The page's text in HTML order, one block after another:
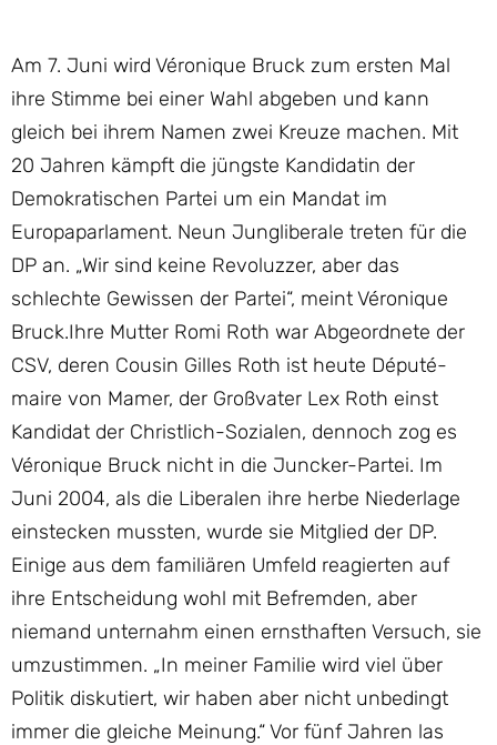
Am 7. Juni wird Véronique Bruck zum ersten Mal
ihre Stimme bei einer Wahl abgeben und kann
gleich bei ihrem Namen zwei Kreuze machen. Mit
20 Jahren kämpft die jüngste Kandidatin der
Demokratischen Partei um ein Mandat im
Europaparlament. Neun Jungliberale treten für die
DP an. „Wir sind keine Revoluzzer, aber das
schlechte Gewissen der Partei“, meint Véronique
Bruck.Ihre Mutter Romi Roth war Abgeordnete der
CSV, deren Cousin Gilles Roth ist heute Député-
maire von Mamer, der Großvater Lex Roth einst
Kandidat der Christlich-Sozialen, dennoch zog es
Véronique Bruck nicht in die Juncker-Partei. Im
Juni 2004, als die Liberalen ihre herbe Niederlage
einstecken mussten, wurde sie Mitglied der DP.
Einige aus dem familiären Umfeld reagierten auf
ihre Entscheidung wohl mit Befremden, aber
niemand unternahm einen ernsthaften Versuch, sie
umzustimmen. „In meiner Familie wird viel über
Politik diskutiert, wir haben aber nicht unbedingt
immer die gleiche Meinung.“ Vor fünf Jahren las